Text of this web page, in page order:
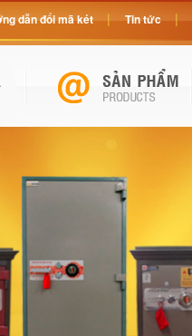
dẫn đổi mã két Tin tức